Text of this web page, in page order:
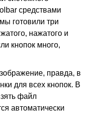
средствами
готовили три
нажатого и
кнопок много,
правда, в
для всех кнопок. В
файл
автоматически